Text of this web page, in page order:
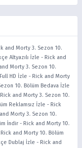
and Morty 3. Sezon 10.
Altyazılı İzle - Rick and
Morty 3. Sezon 10.
HD İzle - Rick and Morty
10. Bölüm Bedava İzle
Rick and Morty 3. Sezon 10.
Reklamsız İzle - Rick
Morty 3. Sezon 10.
İndir - Rick and Morty 10.
Rick and Morty 10. Bölüm
Dublaj İzle - Rick and